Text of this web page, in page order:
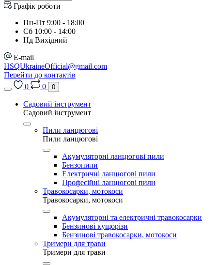
Графік роботи
Пн-Пт 9:00 - 18:00
Сб 10:00 - 14:00
Нд Вихідний
E-mail
HSQUkraineOfficial@gmail.com
Перейти до контактів
0
0 0
Садовий інструмент
Садовий інструмент
Пили ланцюгові
Пили ланцюгові
Акумуляторні ланцюгові пили
Бензопили
Електричні ланцюгові пили
Професійні ланцюгові пили
Травокосарки, мотокоси
Травокосарки, мотокоси
Акумуляторні та електричні травокосарки
Бензинові кущорізи
Бензинові травокосарки, мотокоси
Тримери для трави
Тримери для трави